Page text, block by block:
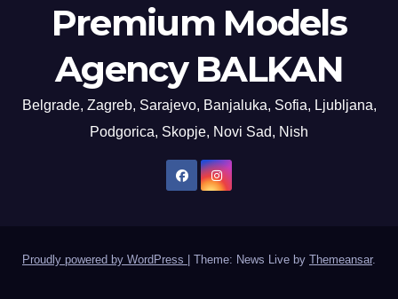
Premium Models
Agency BALKAN
Belgrade, Zagreb, Sarajevo, Banjaluka, Sofia, Ljubljana,
Podgorica, Skopje, Novi Sad, Nish
Proudly powered by WordPress Theme: News Live by Themeansar.